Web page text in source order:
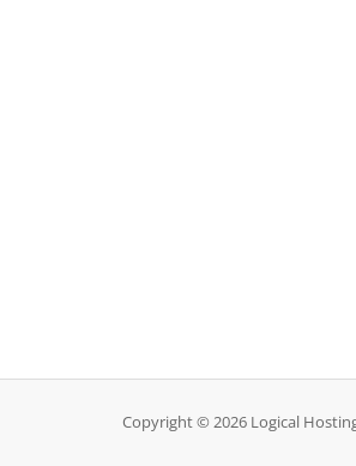
Copyright © 2026 Logical